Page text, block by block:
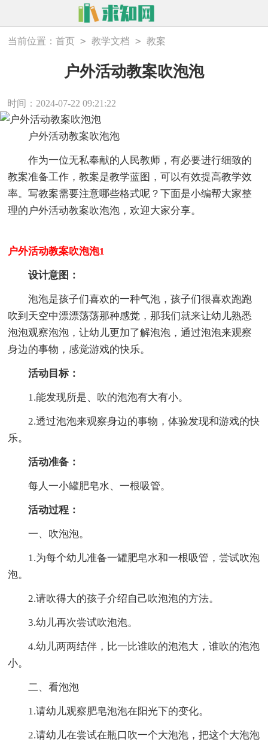
当前位置：首页 > 教学文档 > 教案
户外活动教案吹泡泡
时间：2024-07-22 09:21:22
户外活动教案吹泡泡
作为一位无私奉献的人民教师，有必要进行细致的
教案准备工作，教案是教学蓝图，可以有效提高教学效
率。写教案需要注意哪些格式呢？下面是小编帮大家整
理的户外活动教案吹泡泡，欢迎大家分享。
户外活动教案吹泡泡1
设计意图：
泡泡是孩子们喜欢的一种气泡，孩子们很喜欢跑跑
吹到天空中漂漂荡荡那种感觉，那我们就来让幼儿熟悉
泡泡观察泡泡，让幼儿更加了解泡泡，通过泡泡来观察
身边的事物，感觉游戏的快乐。
活动目标：
1.能发现所是、吹的泡泡有大有小。
2.透过泡泡来观察身边的事物，体验发现和游戏的快
乐。
活动准备：
每人一小罐肥皂水、一根吸管。
活动过程：
一、吹泡泡。
1.为每个幼儿准备一罐肥皂水和一根吸管，尝试吹泡
泡。
2.请吹得大的孩子介绍自己吹泡泡的方法。
3.幼儿再次尝试吹泡泡。
4.幼儿两两结伴，比一比谁吹的泡泡大，谁吹的泡泡
小。
二、看泡泡
1.请幼儿观察肥皂泡泡在阳光下的变化。
2.请幼儿在尝试在瓶口吹一个大泡泡，把这个大泡泡